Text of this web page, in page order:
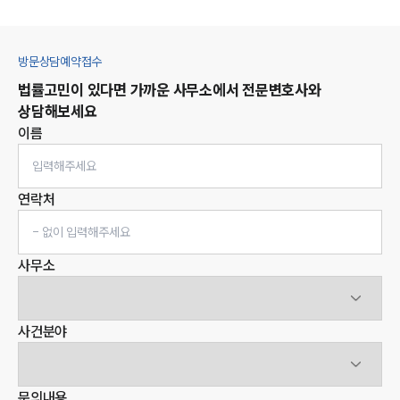
방문상담예약접수
법률고민이 있다면 가까운 사무소에서 전문변호사와
상담해보세요
이름
연락처
사무소
사건분야